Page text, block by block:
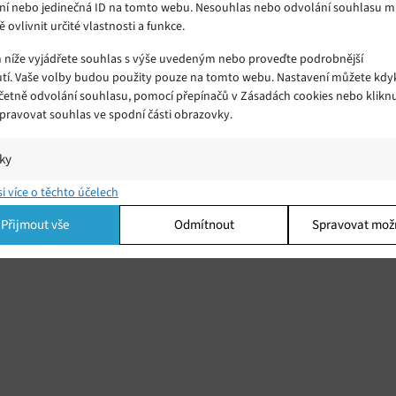
nebo jedinečná ID na tomto webu. Nesouhlas nebo odvolání souhlasu
ovlivnit určité vlastnosti a funkce.
vyjádřete souhlas s výše uvedeným nebo proveďte podrobnější
Vaše volby budou použity pouze na tomto webu. Nastavení můžete
odvolání souhlasu, pomocí přepínačů v Zásadách cookies nebo
souhlas ve spodní části obrazovky.
a/nebo přístup k informacím v zařízení, Porozumění publiku
kombinací údajů z různých zdrojů.
více o těchto účelech
Přijmout vše Odmítnout Spravovat